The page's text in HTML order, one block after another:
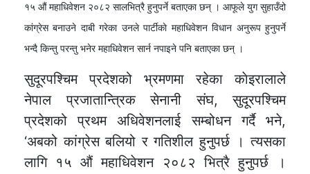
१५ औं महाधिवेशन २०८२ सालभित्रै हुनुपर्ने बताएका छन् । आफूले युग सुहाउँदो
कांग्रेस बनाउने दाबी गरेका उनले पार्टीकाे महाधिवेशन विधान अनुरूप हुनुपर्ने
भन्दै किन्तु परन्तु भनेर महाधिवेशन सार्न नपाइने पनि बताएका छन् ।
सुदूरपश्चिम प्रदेशको भ्रमणमा रहेका काेइरालाले
नेपाल प्रजातान्त्रिक सेनानी संघ, सुदूरपश्चिम
प्रदेशको प्रथम अधिवेशनलाई सम्बोधन गर्दै भने,
‘अबको कांग्रेस बलियो र गतिशील हुनुपर्छ । त्यसका
लागि १५ औं महाधिवेशन २०८२ भित्रै हुनुपर्छ ।